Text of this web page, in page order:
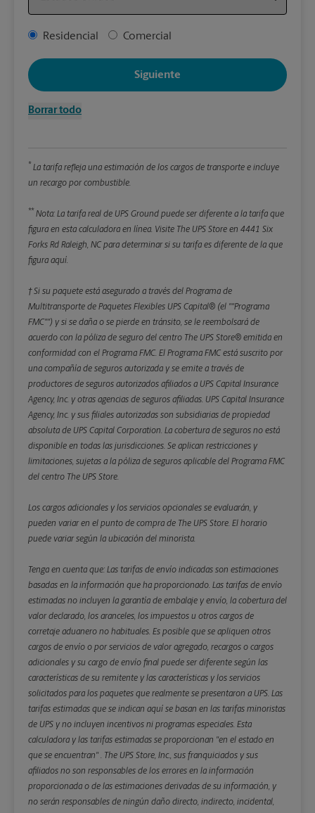
Address Type
Residencial Comercial
Borrar todo
Siguiente
* La tarifa refleja una estimación de los cargos de transporte e incluye
un recargo por combustible.
** Nota: La tarifa real de UPS Ground puede ser diferente a la tarifa que
figura en esta calculadora en línea. Visite The UPS Store en 4441 Six
Forks Rd Raleigh, NC para determinar si su tarifa es diferente de la que
figura aquí.
† Si su paquete está asegurado a través del Programa de
Multitransporte de Paquetes Flexibles UPS Capital® (el ""Programa
FMC"") y si se daña o se pierde en tránsito, se le reembolsará de
acuerdo con la póliza de seguro del centro The UPS Store® emitida en
conformidad con el Programa FMC. El Programa FMC está suscrito por
una compañía de seguros autorizada y se emite a través de
productores de seguros autorizados afiliados a UPS Capital Insurance
Agency, Inc. y otras agencias de seguros afiliadas. UPS Capital Insurance
Agency, Inc. y sus filiales autorizadas son subsidiarias de propiedad
absoluta de UPS Capital Corporation. La cobertura de seguros no está
disponible en todas las jurisdicciones. Se aplican restricciones y
limitaciones, sujetas a la póliza de seguros aplicable del Programa FMC
del centro The UPS Store.
Los cargos adicionales y los servicios opcionales se evaluarán, y
pueden variar en el punto de compra de The UPS Store. El horario
puede variar según la ubicación del minorista.
Tenga en cuenta que: Las tarifas de envío indicadas son estimaciones
basadas en la información que ha proporcionado. Las tarifas de envío
estimadas no incluyen la garantía de embalaje y envío, la cobertura del
valor declarado, los aranceles, los impuestos u otros cargos de
corretaje aduanero no habituales. Es posible que se apliquen otros
cargos de envío o por servicios de valor agregado, recargos o cargos
adicionales y su cargo de envío final puede ser diferente según las
características de su remitente y las características y los servicios
solicitados para los paquetes que realmente se presentaron a UPS. Las
tarifas estimadas que se indican aquí se basan en las tarifas minoristas
de UPS y no incluyen incentivos ni programas especiales. Esta
calculadora y las tarifas estimadas se proporcionan "en el estado en
que se encuentran" . The UPS Store, Inc., sus franquiciados y sus
afiliados no son responsables de los errores en la información
proporcionada o de las estimaciones derivadas de su información, y
no serán responsables de ningún daño directo, indirecto, incidental,